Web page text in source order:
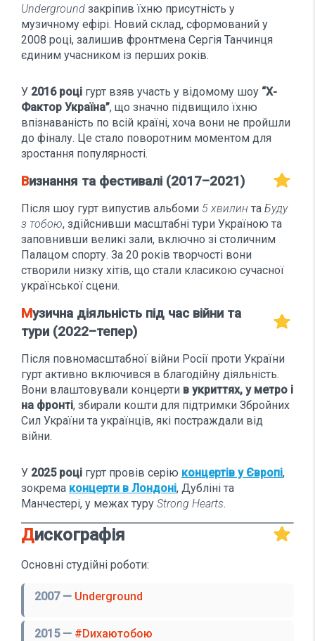
Underground закріпив їхню присутність у
музичному ефірі. Новий склад, сформований у
2008 році, залишив фронтмена Сергія Танчинця
єдиним учасником із перших років.
У 2016 році гурт взяв участь у відомому шоу “Х-
Фактор Україна”, що значно підвищило їхню
впізнаваність по всій країні, хоча вони не пройшли
до фіналу. Це стало поворотним моментом для
зростання популярності.
Визнання та фестивалі (2017–2021)
Після шоу гурт випустив альбоми 5 хвилин та Буду
з тобою, здійснивши масштабні тури Україною та
заповнивши великі зали, включно зі столичним
Палацом спорту. За 20 років творчості вони
створили низку хітів, що стали класикою сучасної
української сцени.
Музична діяльність під час війни та
тури (2022–тепер)
Після повномасштабної війни Росії проти України
гурт активно включився в благодійну діяльність.
Вони влаштовували концерти в укриттях, у метро і
на фронті, збирали кошти для підтримки Збройних
Сил України та українців, які постраждали від
війни.
У 2025 році гурт провів серію концертів у Європі,
зокрема концерти в Лондоні, Дубліні та
Манчестері, у межах туру Strong Hearts.
Дискографія
Основні студійні роботи:
2007 — Underground
2015 — #Dихаютобою